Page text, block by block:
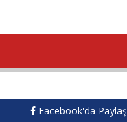
Facebook'da Paylaş